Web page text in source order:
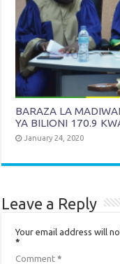
BARAZA LA
YA BILIONI 170.9
January 24, 2020
Leave a Reply
Your email address will
*
Comment*